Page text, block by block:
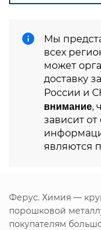
Мы
всех
может
доставку
России и
внимание,
зависит
являются
Ферус. Химия —
порошковой
покупателям